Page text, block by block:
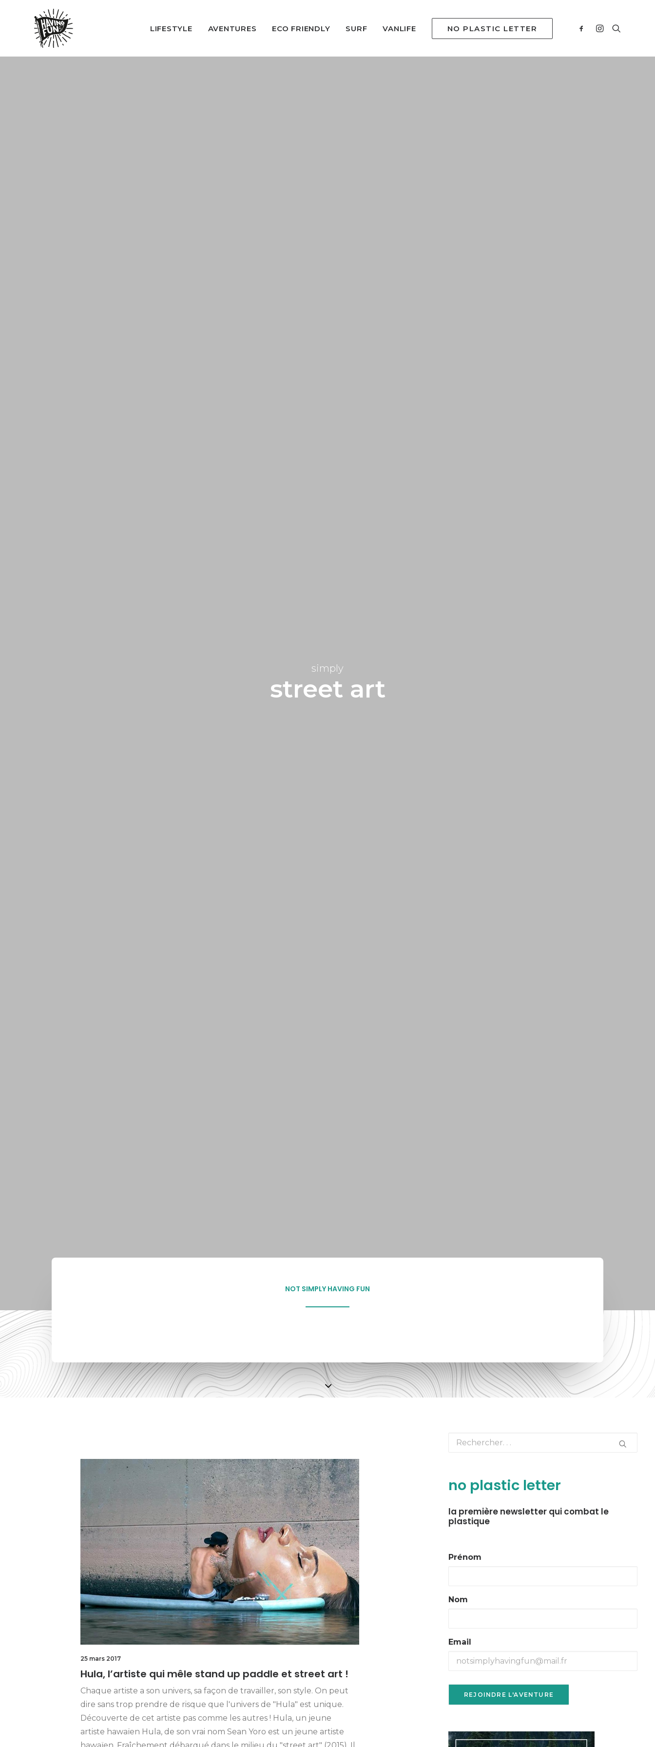
LIFESTYLE AVENTURES ECO FRIENDLY SURF VANLIFE NO PLASTIC LETTER
simply
street art
NOT SIMPLY HAVING FUN
25 mars 2017
Hula, l’artiste qui mêle stand up paddle et street art !
Chaque artiste a son univers, sa façon de travailler, son style. On peut
dire sans trop prendre de risque que l'univers de "Hula" est unique.
Découverte de cet artiste pas comme les autres ! Hula, un jeune
artiste hawaïen Hula, de son vrai nom Sean Yoro est un jeune artiste
hawaïen. Fraîchement débarqué dans le milieu du "street art" (2015). Il
no plastic letter
la première newsletter qui combat le
plastique
Prénom
Nom
Email